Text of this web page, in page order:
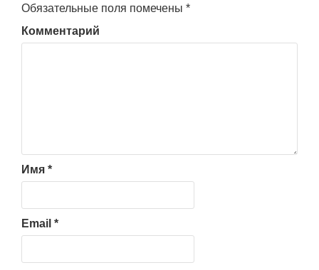
Обязательные поля помечены *
Комментарий
Имя *
Email *